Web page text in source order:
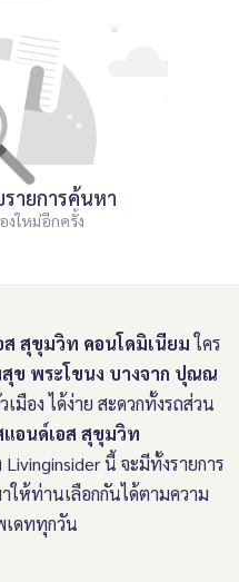
ายการค้นหา
งใหม่อีกครั้ง
ส สุขุมวิท คอนโดมิเนียมใคร
ข พระโขนง บางจาก ปุณณ
มือง ได้ง่าย สะดวกทั้งรถส่วน
แอนด์เอส สุขุมวิท
นี้ จะมีทั้งรายการ
ห้ท่านเลือกกันได้ตามความ
เดททุกวัน